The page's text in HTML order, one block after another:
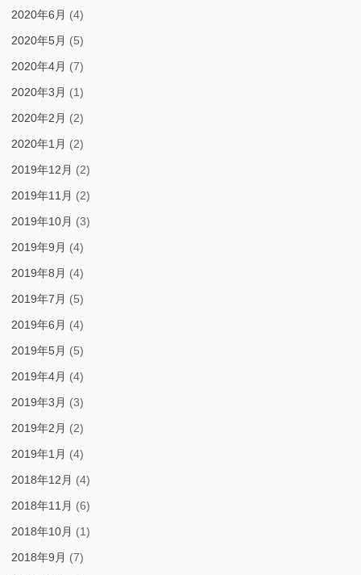
2020年6月 (4)
2020年5月 (5)
2020年4月 (7)
2020年3月 (1)
2020年2月 (2)
2020年1月 (2)
2019年12月 (2)
2019年11月 (2)
2019年10月 (3)
2019年9月 (4)
2019年8月 (4)
2019年7月 (5)
2019年6月 (4)
2019年5月 (5)
2019年4月 (4)
2019年3月 (3)
2019年2月 (2)
2019年1月 (4)
2018年12月 (4)
2018年11月 (6)
2018年10月 (1)
2018年9月 (7)